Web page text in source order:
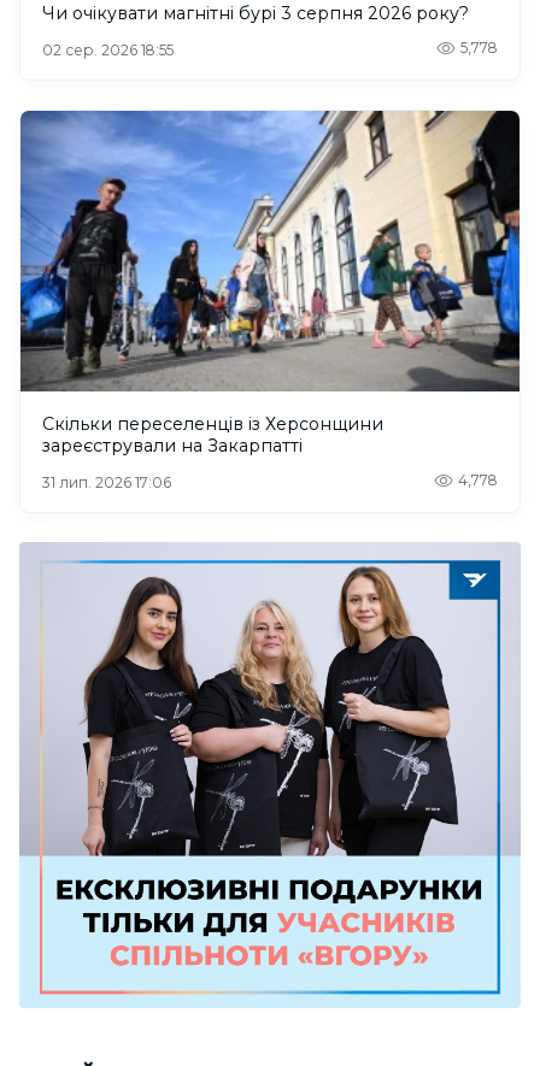
Чи очікувати магнітні бурі 3 серпня 2026 року?
02 сер. 2026 18:55 5,778
Скільки переселенців із Херсонщини
зареєстрували на Закарпатті
31 лип. 2026 17:06 4,778